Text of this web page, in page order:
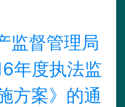
监督管理局
年度执法监
方案》的通